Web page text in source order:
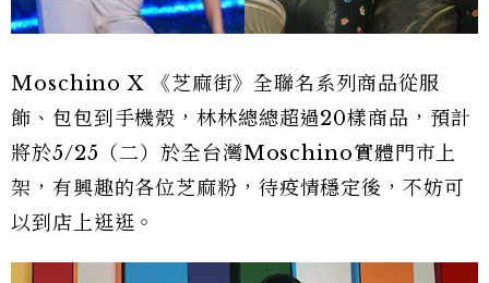
Moschino X 《芝麻街》全聯名系列商品從服
飾、包包到手機殼，林林總總超過20樣商品，預計
將於5/25（二）於全台灣Moschino實體門市上
架，有興趣的各位芝麻粉，待疫情穩定後，不妨可
以到店上逛逛。